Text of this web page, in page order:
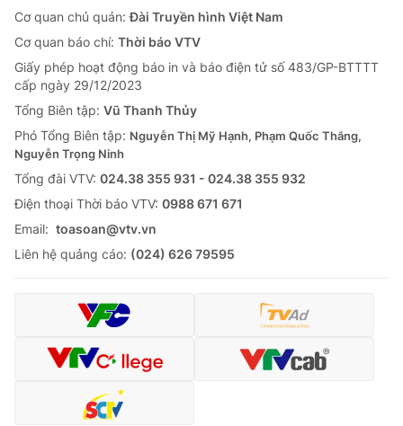
Cơ quan chủ quản:Đài Truyền hình Việt Nam
Cơ quan báo chí: Thời báo VTV
Giấy phép hoạt động báo in và báo điện tử số 483/GP-BTTTT
cấp ngày 29/12/2023
Tổng Biên tập: Vũ Thanh Thủy
Phó Tổng Biên tập: Nguyễn Thị Mỹ Hạnh, Phạm Quốc Thắng,
Nguyễn Trọng Ninh
Tổng đài VTV: 024.38 355 931 - 024.38 355 932
Ðiện thoại Thời báo VTV: 0988 671 671
Email: toasoan@vtv.vn
Liên hệ quảng cáo: (024) 626 79595